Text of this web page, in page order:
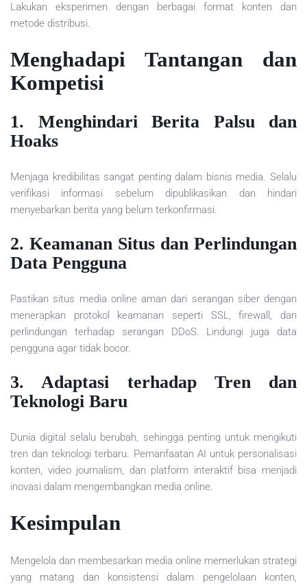
Lakukan eksperimen dengan berbagai format konten dan
metode distribusi.
Menghadapi Tantangan dan
Kompetisi
1. Menghindari Berita Palsu dan
Hoaks
Menjaga kredibilitas sangat penting dalam bisnis media. Selalu
verifikasi informasi sebelum dipublikasikan dan hindari
menyebarkan berita yang belum terkonfirmasi.
2. Keamanan Situs dan Perlindungan
Data Pengguna
Pastikan situs media online aman dari serangan siber dengan
menerapkan protokol keamanan seperti SSL, firewall, dan
perlindungan terhadap serangan DDoS. Lindungi juga data
pengguna agar tidak bocor.
3. Adaptasi terhadap Tren dan
Teknologi Baru
Dunia digital selalu berubah, sehingga penting untuk mengikuti
tren dan teknologi terbaru. Pemanfaatan AI untuk personalisasi
konten, video journalism, dan platform interaktif bisa menjadi
inovasi dalam mengembangkan media online.
Kesimpulan
Mengelola dan membesarkan media online memerlukan strategi
yang matang dan konsistensi dalam pengelolaan konten,